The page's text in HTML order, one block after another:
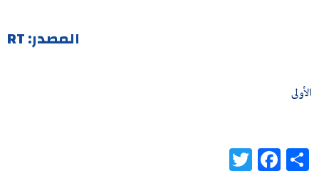
المصدر: RT
الأولى
Share
Facebook